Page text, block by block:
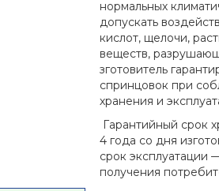
нормальных
допускать
кислот, щелочи,
веществ,
зготовитель
спринцовок при
хранения и
Гарантийный срок
4 года со дня
срок эксплуатации
получения